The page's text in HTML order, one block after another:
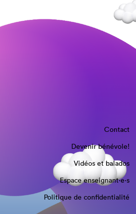
Contact
Devenir bénévole!
Vidéos et balados
Espace enseignant·e⋅s
Politique de confidentialité